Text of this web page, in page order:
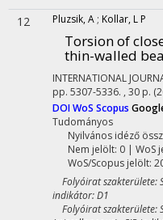
12 Pluzsik, A ; Kollar, L P
Torsion of
thin-walled
INTERNATIONAL
pp. 5307-5336. , 30 p.
DOIWoS Scopus
Tudományos
Nyilvános idéző
Nem jelölt: 0 | WoS
WoS/Scopus jelölt:
Folyóirat szakterülete:
indikátor: D1
Folyóirat szakterülete: